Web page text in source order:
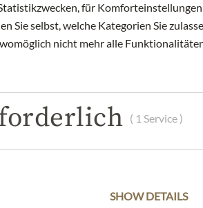
SLOŽENÍ A ALERGENY
store in a dry place
Graben 19, 1010 Vienna, Austria
für
Sie selbst, welche Kategorien Sie
nicht mehr alle
( 1 Service )
SHOW DETAILS